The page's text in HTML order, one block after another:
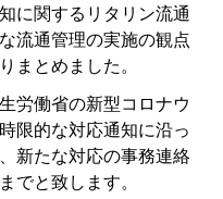
に関するリタリン流通
流通管理の実施の観点
まとめました。
労働省の新型コロナウ
限的な対応通知に沿っ
新たな対応の事務連絡
でと致します。